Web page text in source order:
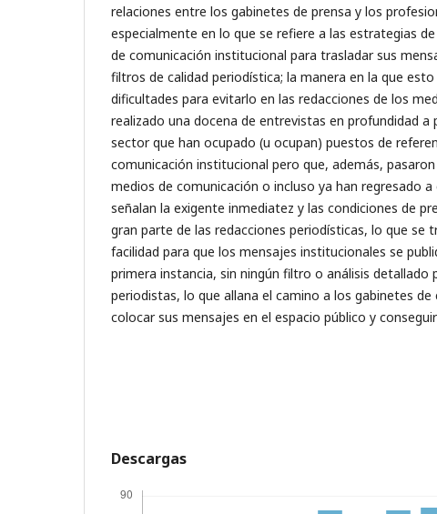
relaciones entre los gabinetes de prensa y los
especialmente en lo que se refiere a las estrategias
de comunicación institucional para trasladar sus
filtros de calidad periodística; la manera en la que
dificultades para evitarlo en las redacciones de los
realizado una docena de entrevistas en profundidad a
sector que han ocupado (u ocupan) puestos de
comunicación institucional pero que, además,
medios de comunicación o incluso ya han regresado
señalan la exigente inmediatez y las condiciones de
gran parte de las redacciones periodísticas, lo que se
facilidad para que los mensajes institucionales se
primera instancia, sin ningún filtro o análisis detallado
periodistas, lo que allana el camino a los gabinetes de
colocar sus mensajes en el espacio público y
Descargas